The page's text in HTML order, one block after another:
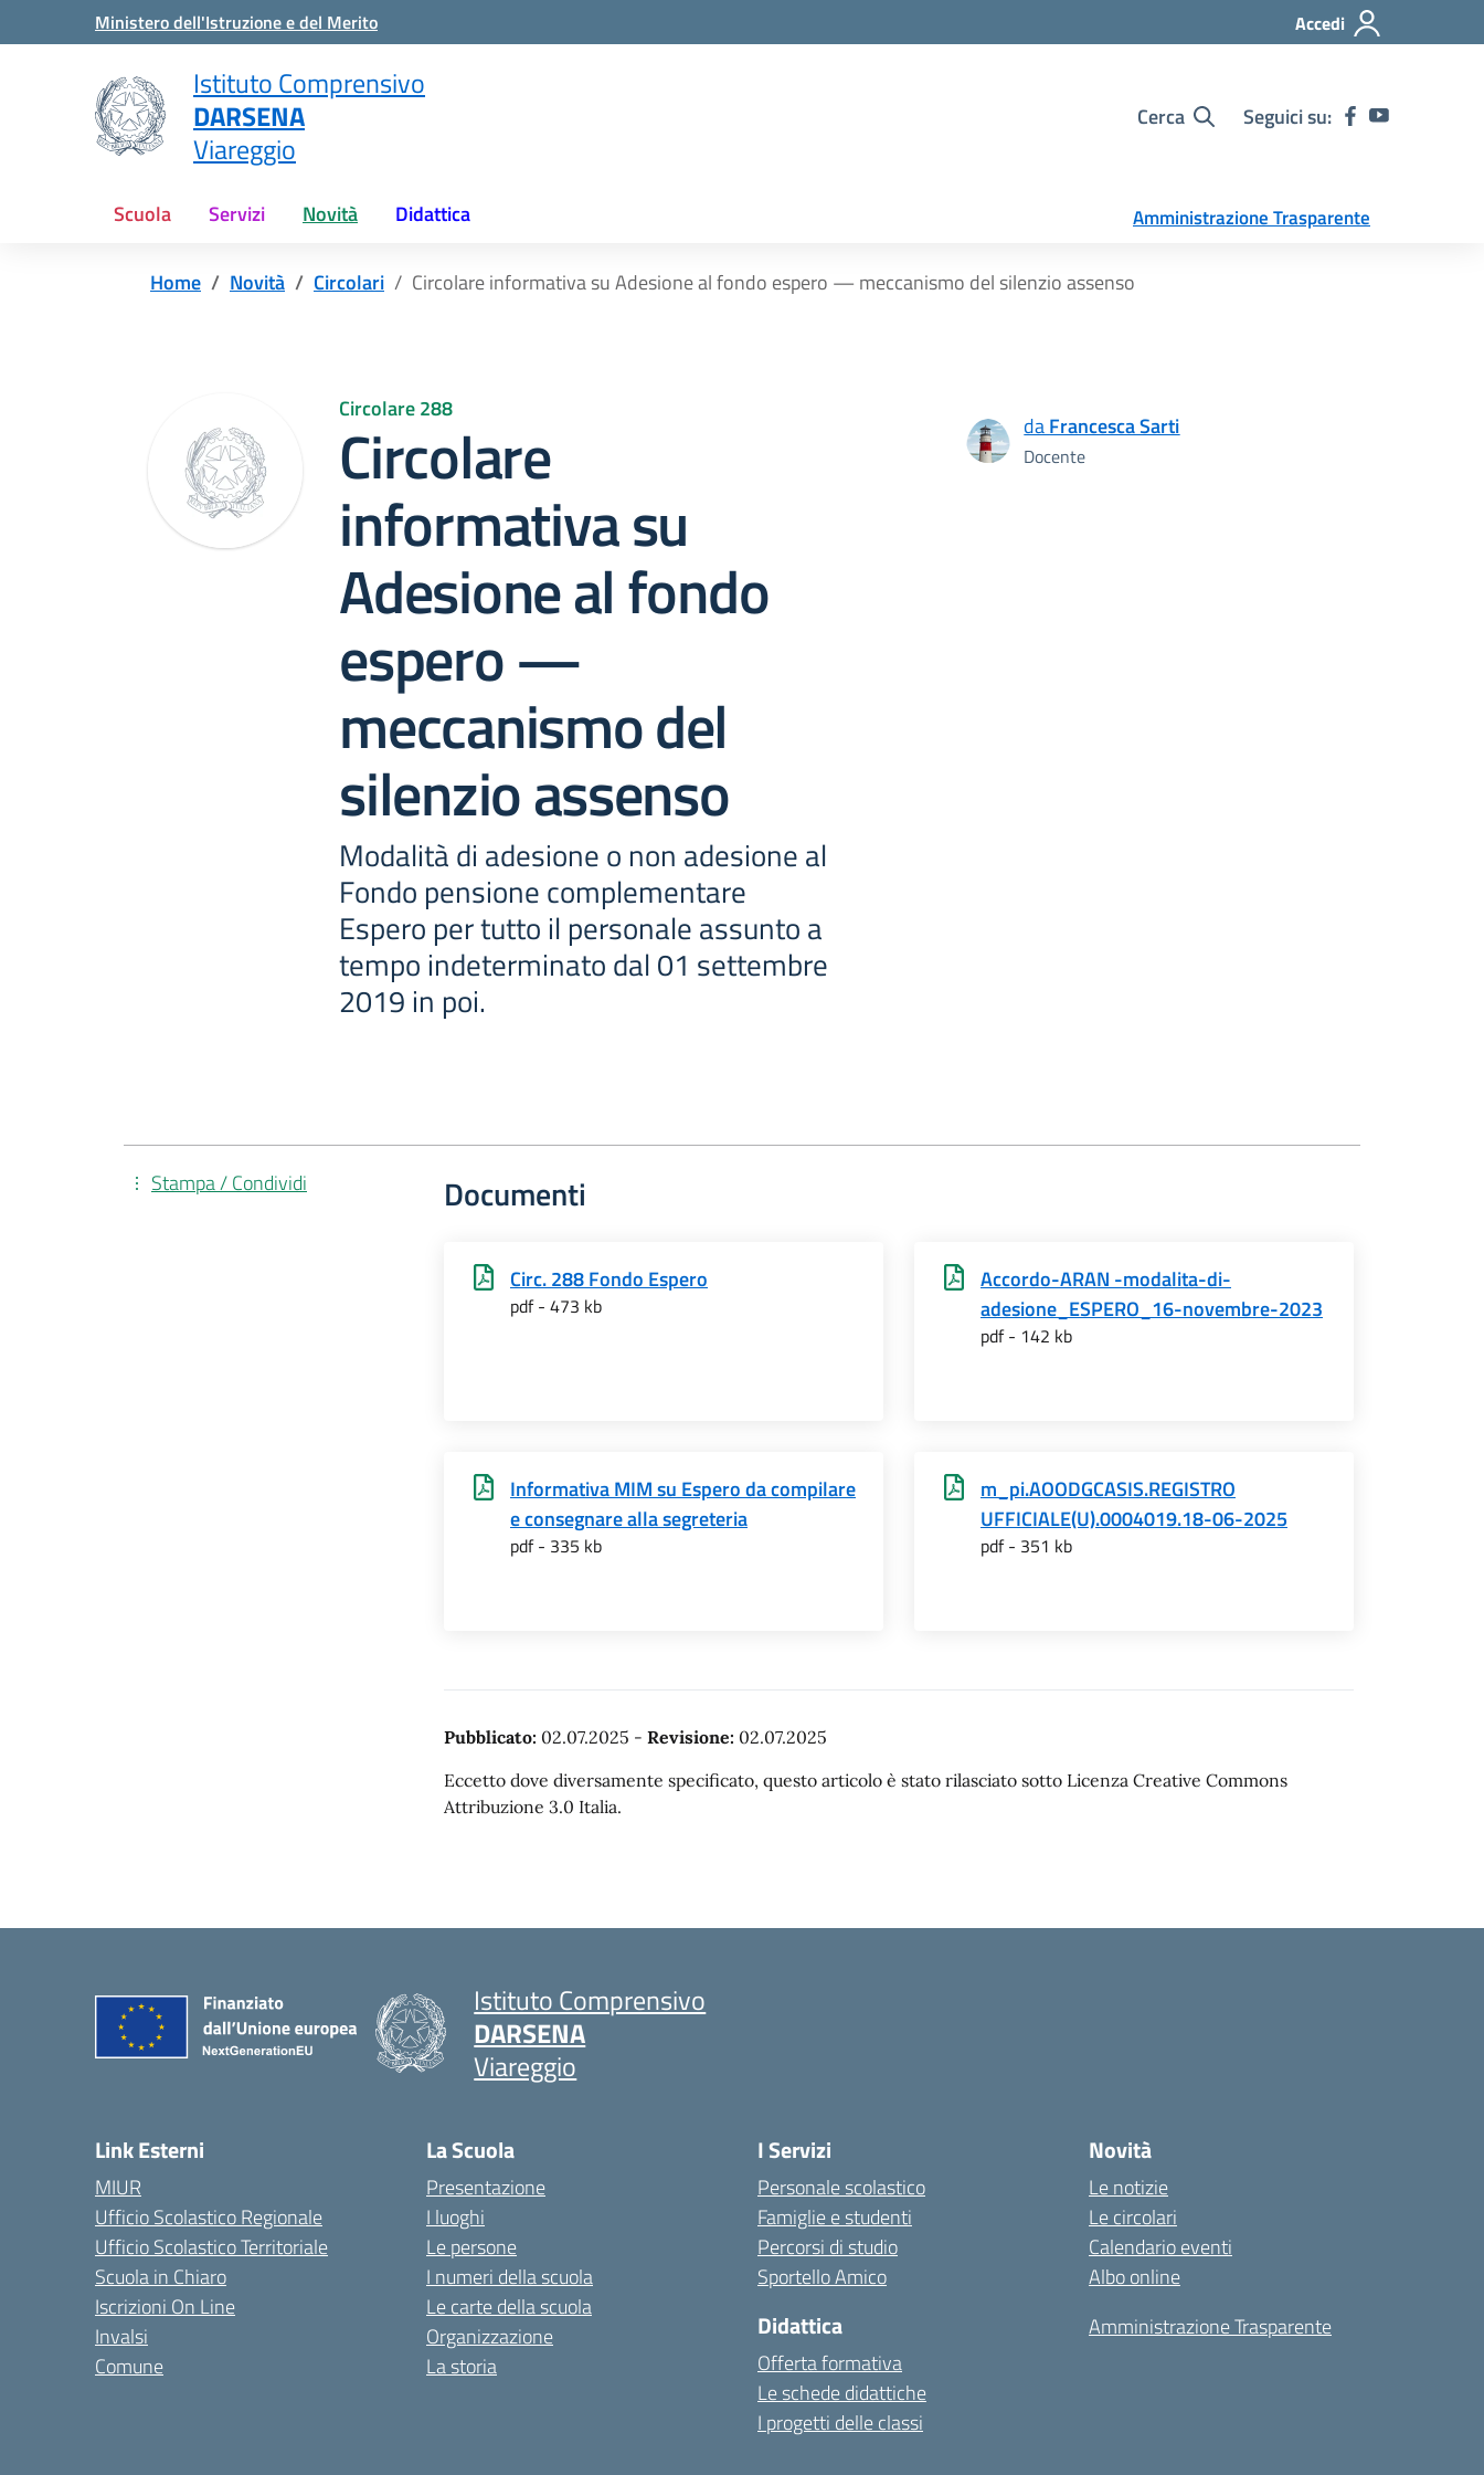
Vai ai contenuti
Vai al menu di navigazione
Ministero dell'Istruzione e del Merito Accedi
Istituto Comprensivo
DARSENA
Viareggio
Cerca Seguici su:
Scuola Servizi Novità Didattica Amministrazione Trasparente
Home Novità Circolari Circolare informativa su Adesione al fondo espero — meccanismo del silenzio assenso
Circolare 288
Circolare
informativa su
Adesione al fondo
espero —
meccanismo del
silenzio assenso
Modalità di adesione o non adesione al
Fondo pensione complementare
Espero per tutto il personale assunto a
tempo indeterminato dal 01 settembre
2019 in poi.
daFrancesca Sarti
Docente
Documenti
Circ. 288 Fondo Espero
pdf - 473 kb
Accordo-ARAN -modalita-di-
adesione_ESPERO_16-novembre-2023
pdf - 142 kb
Informativa MIM su Espero da compilare
e consegnare alla segreteria
pdf - 335 kb
m_pi.AOODGCASIS.REGISTRO
UFFICIALE(U).0004019.18-06-2025
pdf - 351 kb
Pubblicato: 02.07.2025 - Revisione: 02.07.2025
Eccetto dove diversamente specificato, questo articolo è stato rilasciato sotto Licenza Creative Commons
Attribuzione 3.0 Italia.
Stampa / Condividi
Istituto Comprensivo
DARSENA
Viareggio
Link Esterni
MIUR
Ufficio Scolastico Regionale
Ufficio Scolastico Territoriale
Scuola in Chiaro
Iscrizioni On Line
Invalsi
Comune
La Scuola
Presentazione
I luoghi
Le persone
I numeri della scuola
Le carte della scuola
Organizzazione
La storia
I Servizi
Personale scolastico
Famiglie e studenti
Percorsi di studio
Sportello Amico
Didattica
Offerta formativa
Le schede didattiche
I progetti delle classi
Novità
Le notizie
Le circolari
Calendario eventi
Albo online
Amministrazione Trasparente